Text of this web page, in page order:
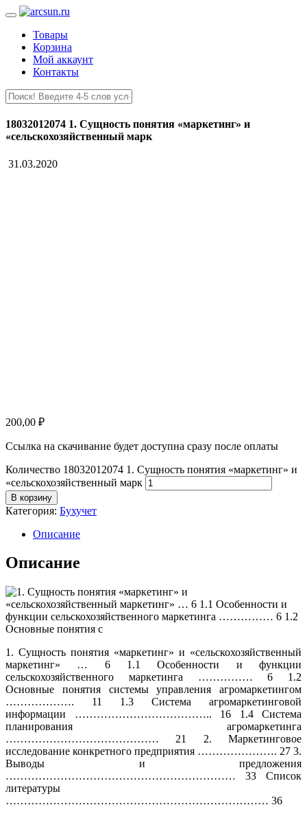
Товары
Корзина
Мой аккаунт
Контакты
18032012074 1. Сущность понятия «маркетинг» и
«сельскохозяйственный марк
31.03.2020
200,00 ₽
Ссылка на скачивание будет доступна сразу после оплаты
Количество 18032012074 1. Сущность понятия «маркетинг» и
«сельскохозяйственный марк
В корзину
Категория: Бухучет
Описание
Описание
1. Сущность понятия «маркетинг» и «сельскохозяйственный
маркетинг» … 6 1.1 Особенности и функции
сельскохозяйственного маркетинга …………… 6 1.2
Основные понятия системы управления агромаркетингом
………………. 11 1.3 Система агромаркетинговой
информации ……………………………….. 16 1.4 Система
планирования агромаркетинга
…………………………………… 21 2. Маркетинговое
исследование конкретного предприятия …………………. 27 3.
Выводы и предложения
……………………………………………………… 33 Список
литературы
……………………………………………………………… 36